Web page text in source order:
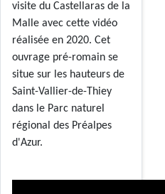
visite du Castellaras de la
Malle avec cette vidéo
réalisée en 2020. Cet
ouvrage pré-romain se
situe sur les hauteurs de
Saint-Vallier-de-Thiey
dans le Parc naturel
régional des Préalpes
d'Azur.